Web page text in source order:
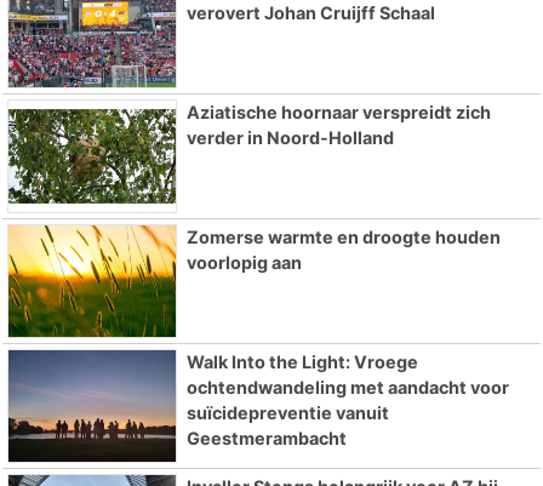
verovert Johan Cruijff Schaal
Aziatische hoornaar verspreidt zich
verder in Noord-Holland
Zomerse warmte en droogte houden
voorlopig aan
Walk Into the Light: Vroege
ochtendwandeling met aandacht voor
suïcidepreventie vanuit
Geestmerambacht